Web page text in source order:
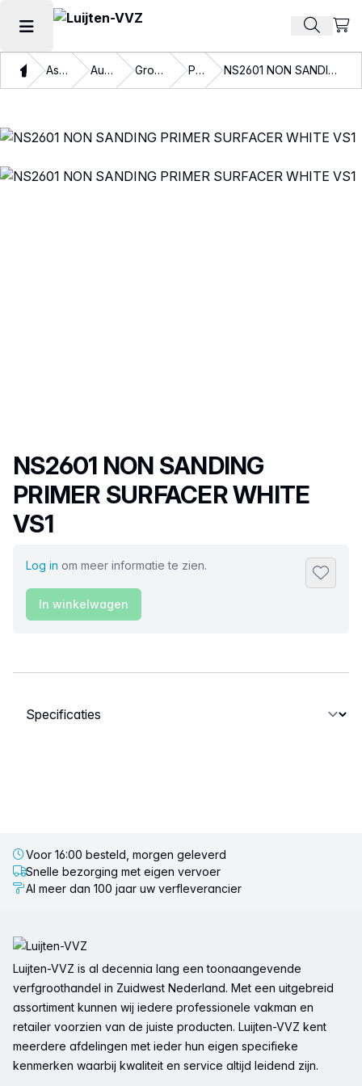
Hoofdmenu openen Zoek
ThuisAssortiment Autolakken Grondmateriaal Primers NS2601 NON SANDING PRIMER SURFACER WHITE VS1
Productnaam
NS2601 NON SANDING
PRIMER SURFACER WHITE
VS1
Log in om meer informatie te zien.
In winkelwagen
Selecteer een tabblad
Voor 16:00 besteld, morgen geleverd
Snelle bezorging met eigen vervoer
Al meer dan 100 jaar uw verfleverancier
Luijten-VVZ is al decennia lang een toonaangevende
verfgroothandel in Zuidwest Nederland. Met een uitgebreid
assortiment kunnen wij iedere professionele vakman en
retailer voorzien van de juiste producten. Luijten-VVZ kent
meerdere afdelingen met ieder hun eigen specifieke
kenmerken waarbij kwaliteit en service altijd leidend zijn.